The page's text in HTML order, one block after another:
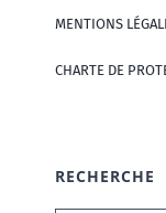
MENTIONS
CHARTE DE
RECHERCHE